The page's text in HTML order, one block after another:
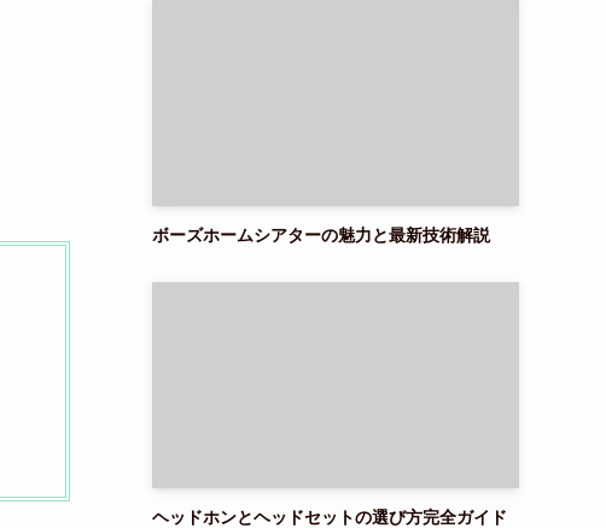
ボーズホームシアターの魅力と最新技術解説
ヘッドホンとヘッドセットの選び方完全ガイド